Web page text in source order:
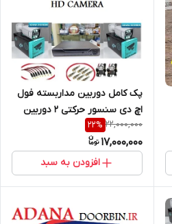
پک کامل دوربین مداربسته فول
اچ دی سنسور حرکتی 2 دوربین
لنز 3مگاپیکسل دید در شب
رنگی/هارد ذخیره/کابل رایگان
22,000,000
22%
17,000,000
افزودن به سبد